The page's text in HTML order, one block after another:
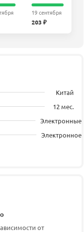
19 сентября
203 ₽
Китай
12 мес.
Электронные
Электронное
от